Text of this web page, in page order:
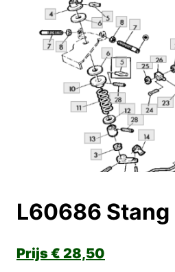
L60686 Stang
€ 28,50